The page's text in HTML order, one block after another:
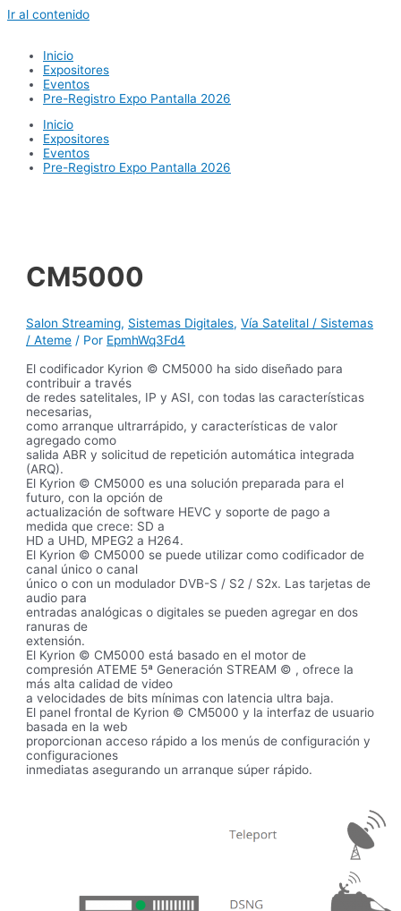
Ir al contenido
Inicio
Expositores
Eventos
Pre-Registro Expo Pantalla 2026
Inicio
Expositores
Eventos
Pre-Registro Expo Pantalla 2026
CM5000
Salon Streaming, Sistemas Digitales,Vía Satelital / Sistemas
/ Ateme / Por EpmhWq3Fd4
El codificador Kyrion © CM5000 ha sido diseñado para
contribuir a través
de redes satelitales, IP y ASI, con todas las características
necesarias,
como arranque ultrarrápido, y características de valor
agregado como
salida ABR y solicitud de repetición automática integrada
(ARQ).
El Kyrion © CM5000 es una solución preparada para el
futuro, con la opción de
actualización de software HEVC y soporte de pago a
medida que crece: SD a
HD a UHD, MPEG2 a H264.
El Kyrion © CM5000 se puede utilizar como codificador de
canal único o canal
único o con un modulador DVB-S / S2 / S2x. Las tarjetas de
audio para
entradas analógicas o digitales se pueden agregar en dos
ranuras de
extensión.
El Kyrion © CM5000 está basado en el motor de
compresión ATEME 5ª Generación STREAM © , ofrece la
más alta calidad de video
a velocidades de bits mínimas con latencia ultra baja.
El panel frontal de Kyrion © CM5000 y la interfaz de usuario
basada en la web
proporcionan acceso rápido a los menús de configuración y
configuraciones
inmediatas asegurando un arranque súper rápido.